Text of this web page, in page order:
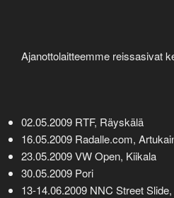
Ajanottolaitteemme reissasivat
02.05.2009 RTF, Räyskälä
16.05.2009 Radalle.com,
23.05.2009 VW Open, Kiikala
30.05.2009 Pori
13-14.06.2009 NNC Street